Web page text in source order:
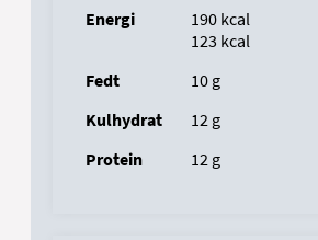
Energi
			190
kcal
				123
kcal
Fedt
			10
g
Kulhydrat
		12
g
Protein
		12
g